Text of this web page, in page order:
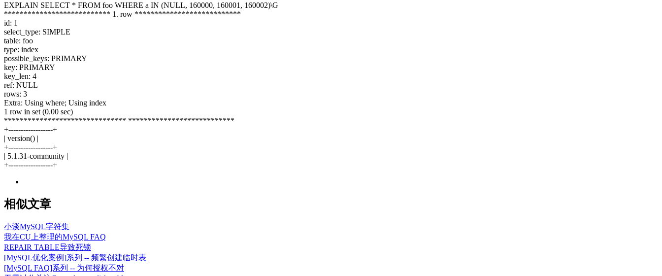
EXPLAIN SELECT * FROM foo WHERE a IN (NULL, 160000, 160001, 160002)\G
*************************** 1. row ***************************
id: 1
select_type: SIMPLE
table: foo
type: index
possible_keys: PRIMARY
key: PRIMARY
key_len: 4
ref: NULL
rows: 3
Extra: Using where; Using index
1 row in set (0.00 sec)
******************************* ***************************
+------------------+
| version() |
+------------------+
| 5.1.31-community |
+------------------+
相似文章
小谈MySQL字符集
我在CU上整理的MySQL FAQ
REPAIR TABLE导致死锁
[MySQL优化案例]系列 -- 频繁创建临时表
[MySQL FAQ]系列 -- 为何授权不对